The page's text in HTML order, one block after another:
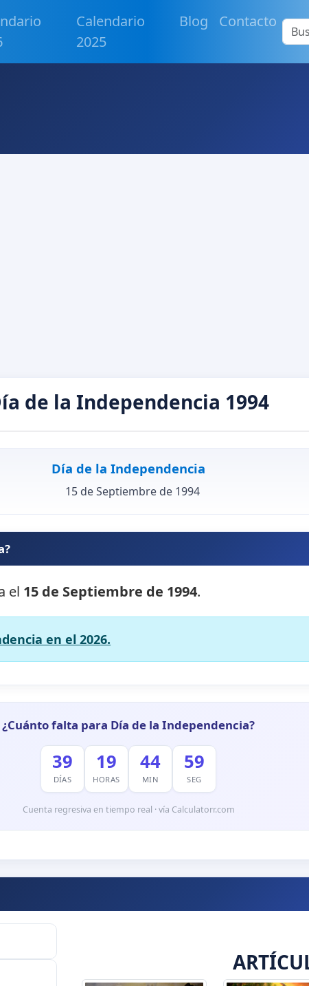
Calendario
2025
Blog Contacto
de la Independencia 1994
Día de la Independencia
15 de Septiembre de 1994
el 15 de Septiembre de 1994.
en el 2026.
¿Cuánto falta para Día de la Independencia?
39
DÍAS
19
HORAS
44
MIN
58
SEG
Cuenta regresiva en tiempo real · vía Calculatorr.com